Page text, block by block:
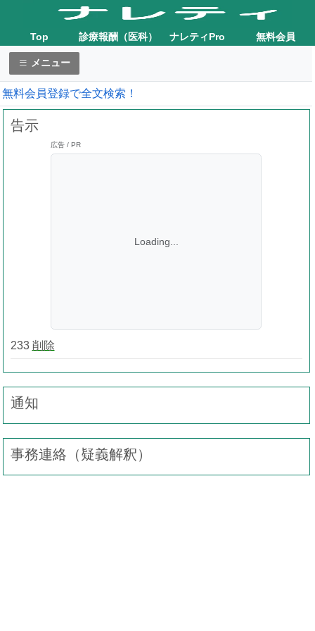
Top 診療報酬（医科） ナレティPro 無料会員
メニュー
無料会員登録で全文検索！
告示
広告 / PR
Loading...
233 削除
通知
事務連絡（疑義解釈）